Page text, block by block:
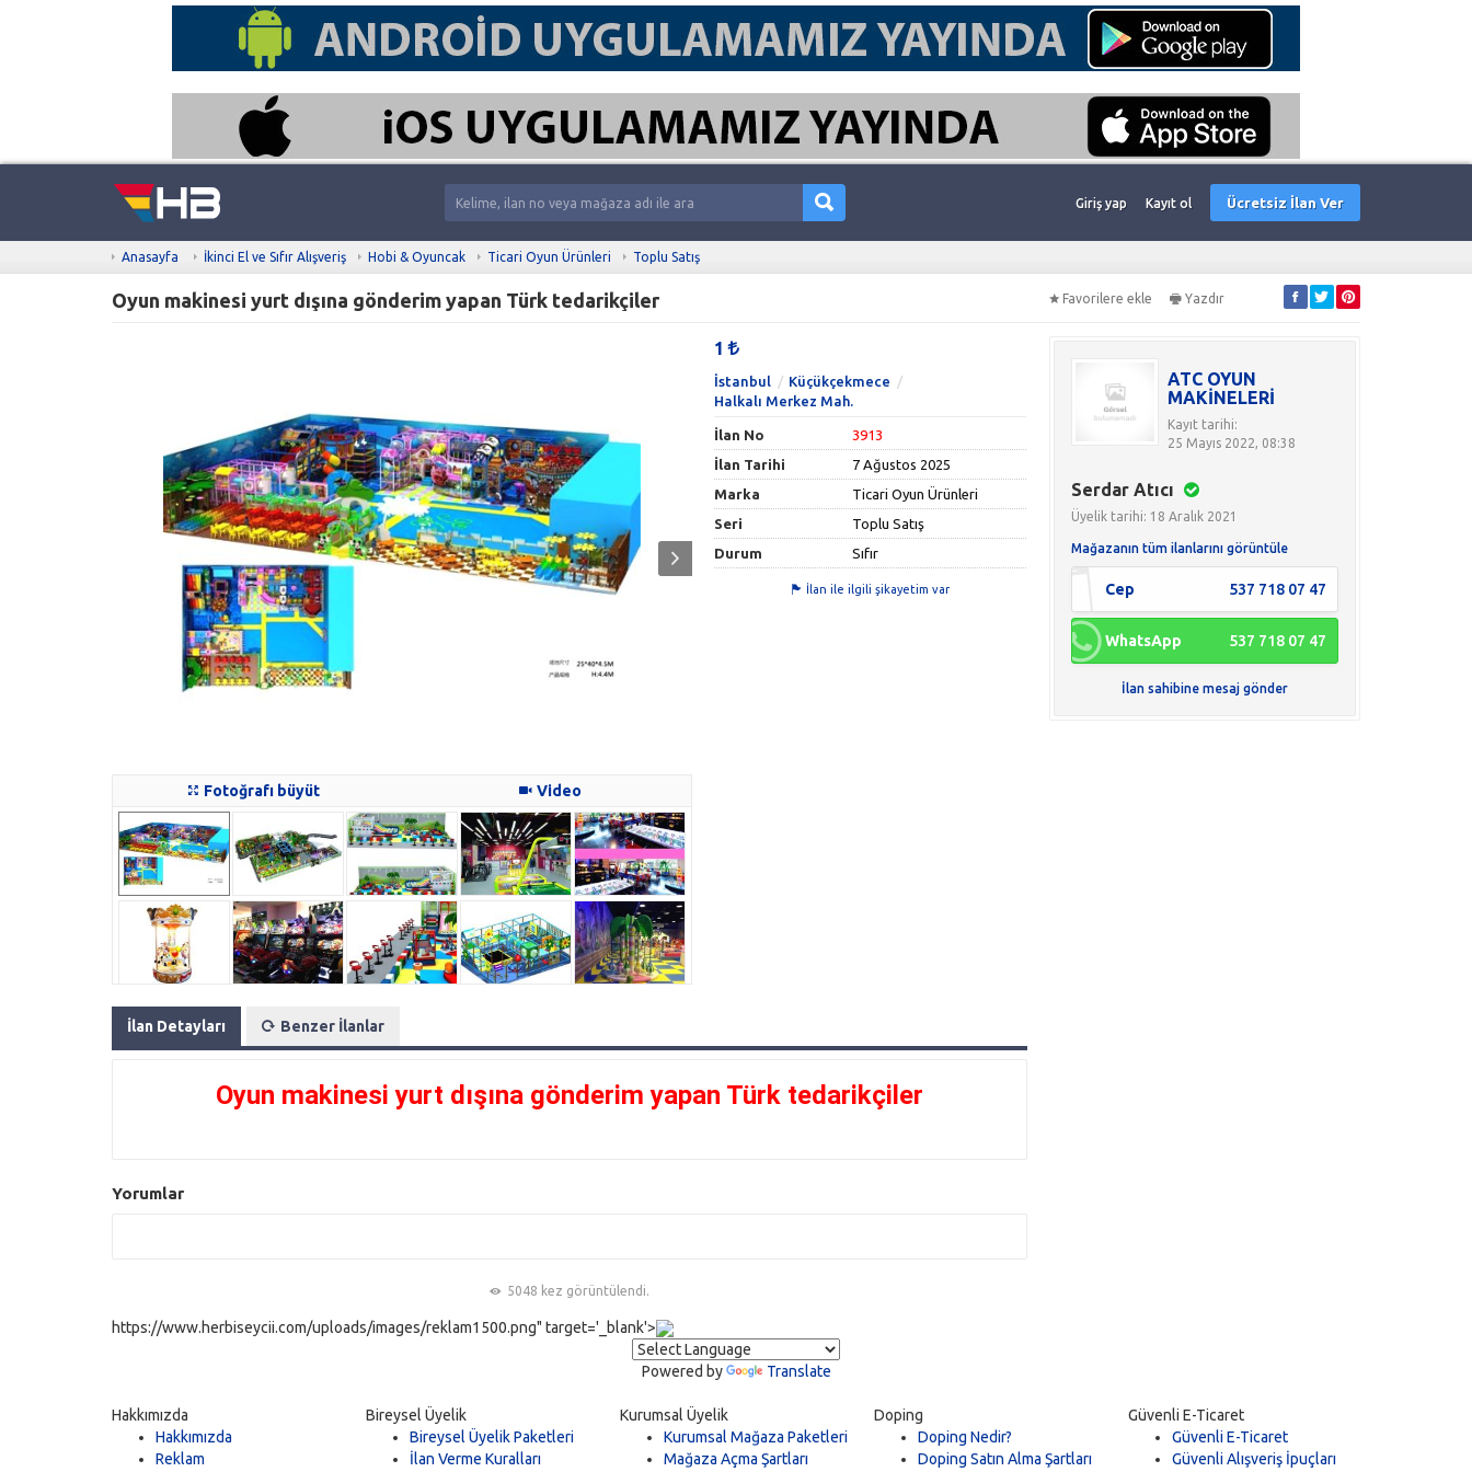
Giriş yap Kayıt ol Ücretsiz İlan Ver
Anasayfa İkinci El ve Sıfır Alışveriş Hobi & Oyuncak Ticari Oyun Ürünleri Toplu Satış
Oyun makinesi yurt dışına gönderim yapan Türk tedarikçiler Favorilere ekle Yazdır
Fotoğrafı büyüt Video
1
İstanbul
Küçükçekmece
Halkalı Merkez Mah.
İlan No
3913
İlan Tarihi
7 Ağustos 2025
Marka
Ticari Oyun Ürünleri
Seri
Toplu Satış
Durum
Sıfır
İlan ile ilgili şikayetim var
İlan Detayları Benzer İlanlar
Oyun makinesi yurt dışına gönderim yapan Türk tedarikçiler
Yorumlar
5048 kez görüntülendi.
ATC OYUN
MAKİNELERİ
Kayıt tarihi:
25 Mayıs 2022, 08:38
Serdar Atıcı
Üyelik tarihi: 18 Aralık 2021
Mağazanın tüm ilanlarını görüntüle
Cep 537 718 07 47
WhatsApp 537 718 07 47
İlan sahibine mesaj gönder
https://www.herbiseycii.com/uploads/images/reklam1500.png" target='_blank'>
Powered by Translate
Hakkımızda
Hakkımızda
Reklam
Bireysel Üyelik
Bireysel Üyelik Paketleri
İlan Verme Kuralları
Kurumsal Üyelik
Kurumsal Mağaza Paketleri
Mağaza Açma Şartları
Doping
Doping Nedir?
Doping Satın Alma Şartları
Güvenli E-Ticaret
Güvenli E-Ticaret
Güvenli Alışveriş İpuçları